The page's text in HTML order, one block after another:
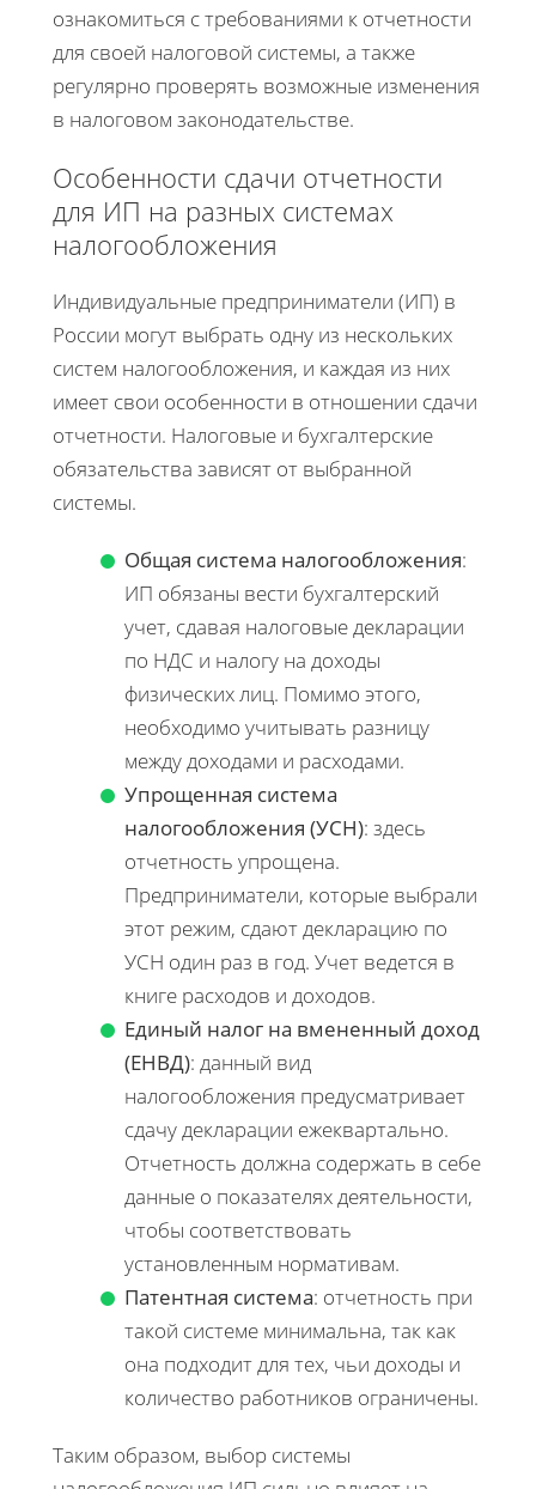
ознакомиться с требованиями к отчетности
для своей налоговой системы, а также
регулярно проверять возможные изменения
в налоговом законодательстве.
Особенности сдачи отчетности
для ИП на разных системах
налогообложения
Индивидуальные предприниматели (ИП) в
России могут выбрать одну из нескольких
систем налогообложения, и каждая из них
имеет свои особенности в отношении сдачи
отчетности. Налоговые и бухгалтерские
обязательства зависят от выбранной
системы.
Общая система налогообложения:
ИП обязаны вести бухгалтерский
учет, сдавая налоговые декларации
по НДС и налогу на доходы
физических лиц. Помимо этого,
необходимо учитывать разницу
между доходами и расходами.
Упрощенная система
налогообложения (УСН): здесь
отчетность упрощена.
Предприниматели, которые выбрали
этот режим, сдают декларацию по
УСН один раз в год. Учет ведется в
книге расходов и доходов.
Единый налог на вмененный доход
(ЕНВД): данный вид
налогообложения предусматривает
сдачу декларации ежеквартально.
Отчетность должна содержать в себе
данные о показателях деятельности,
чтобы соответствовать
установленным нормативам.
Патентная система: отчетность при
такой системе минимальна, так как
она подходит для тех, чьи доходы и
количество работников ограничены.
Таким образом, выбор системы